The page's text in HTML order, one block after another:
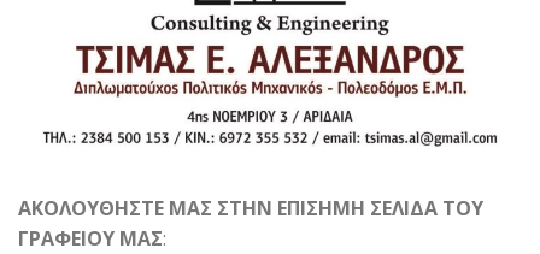
ΑΚΟΛΟΥΘΗΣΤΕ ΜΑΣ ΣΤΗΝ ΕΠΙΣΗΜΗ ΣΕΛΙΔΑ ΤΟΥ
ΓΡΑΦΕΙΟΥ ΜΑΣ: